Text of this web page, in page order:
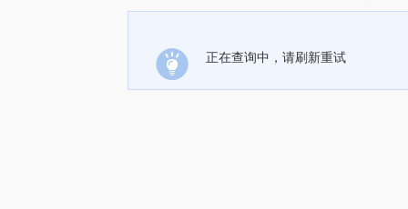
正在查询中，请刷新重试